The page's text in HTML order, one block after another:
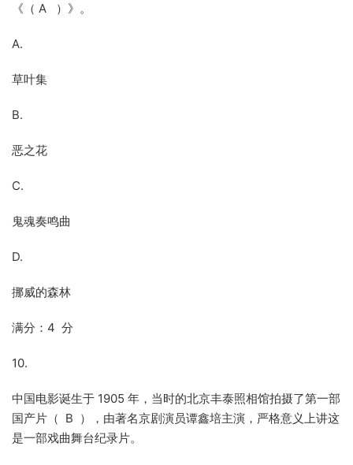
《（ A ）》。
A.
草叶集
B.
恶之花
C.
鬼魂奏鸣曲
D.
挪威的森林
满分：4 分
10.
中国电影诞生于 1905 年，当时的北京丰泰照相馆拍摄了第一部
国产片（ B ），由著名京剧演员谭鑫培主演，严格意义上讲这
是一部戏曲舞台纪录片。